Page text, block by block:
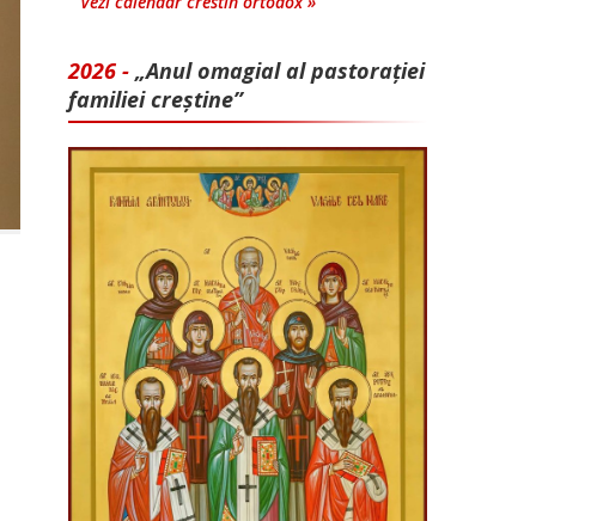
2026 - „Anul omagial al pastorației
familiei creștine”